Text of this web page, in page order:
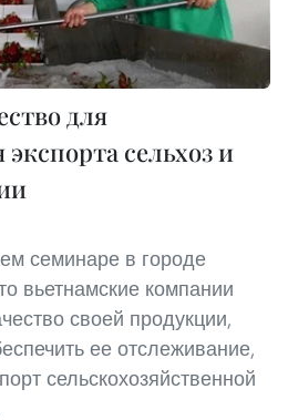
для
сельхоз и
семинаре в городе
вьетнамские компании
своей продукции,
ее отслеживание,
сельскохозяйственной